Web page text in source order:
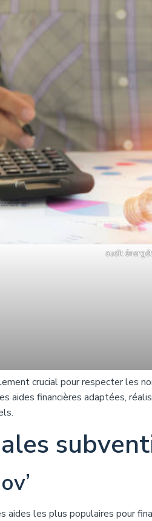
audit
crucial pour respecter les
aides financières adaptées,
aides les plus populaires pour